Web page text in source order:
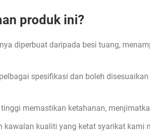
produk ini?
diperbuat daripada besi tuang,
spesifikasi dan boleh
memastikan ketahanan,
kawalan kualiti yang ketat syarikat